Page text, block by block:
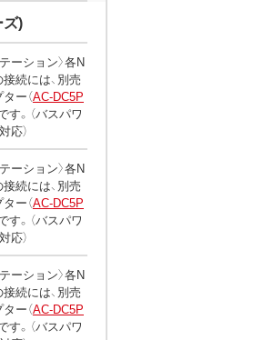
ズ)
テーション〉各N
続には、別売
ー（AC-DC5P
す。（バスパワ
応）
テーション〉各N
続には、別売
ー（AC-DC5P
す。（バスパワ
応）
テーション〉各N
続には、別売
ー（AC-DC5P
す。（バスパワ